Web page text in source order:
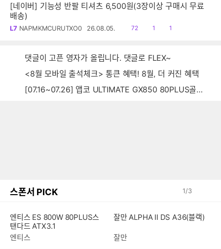
[네이버] 기능성 반팔 티셔츠 6,500원(3장이상 구매시 무료
배송)
L7 NAPMKMCURUTXO0 26.08.05.
읽
72
공1
댓1
댓글이 고픈 영자가 올립니다. 댓글로 FLEX~
<8월 모바일 출석체크> 통큰 혜택! 8월, 더 커진 혜택
[07.16~07.26] 앱코 ULTIMATE GX850 80PLUS골드 풀모듈러 ATX3.0 블랙
스폰서 PICK 1/3
엔티스 ES 800W 80PLUS스
탠다드 ATX3.1
엔티스
잘만 ALPHA II DS A36(블랙)
잘만